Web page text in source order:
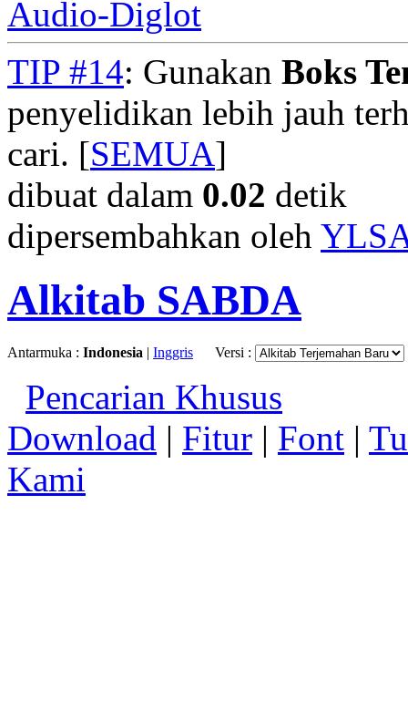
Audio-Diglot
TIP #14: Gunakan Boks
penyelidikan lebih jauh
cari. [SEMUA]
dibuat dalam 0.02 detik
dipersembahkan oleh
Alkitab SABDA
Antarmuka : Indonesia | Inggris Versi :
Pencarian Khusus
Download | Fitur | Font |
Kami